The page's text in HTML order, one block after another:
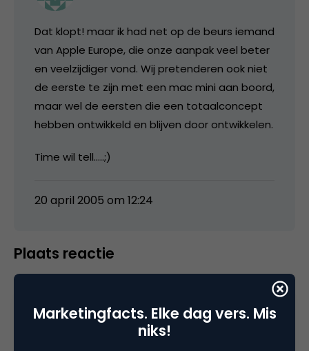
Dat klopt! maar ik had net op de beurs iemand
van Apple Europe, die onze aanpak veel beter
en veelzijdiger vond. Wij pretenderen ook niet
de eerste te zijn met een mac mini aan boord,
maar wel de eersten die een totaalconcept
hebben ontwikkeld en blijven door ontwikkelen.
Time wil tell…..;)
20 april 2005 om 12:24
Plaats reactie
plaatsen.
Marketingfacts. Elke dag vers. Mis
niks!